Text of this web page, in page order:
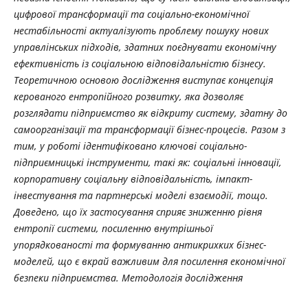
цифрової трансформації та соціально-економічної
нестабільності актуалізують проблему пошуку нових
управлінських підходів, здатних поєднувати економічну
ефективність із соціальною відповідальністю бізнесу.
Теоретичною основою дослідження виступає концепція
керованого ентропійного розвитку, яка дозволяє
розглядати підприємство як відкриту систему, здатну до
самоорганізації та трансформації бізнес-процесів. Разом з
тим, у роботі ідентифіковано ключові соціально-
підприємницькі інструменти, такі як: соціальні інновації,
корпоративну соціальну відповідальність, імпакт-
інвестування та партнерські моделі взаємодії, тощо.
Доведено, що їх застосування сприяє зниженню рівня
ентропії системи, посиленню внутрішньої
упорядкованості та формуванню антикрихких бізнес-
моделей, що є вкрай важливим для посилення економічної
безпеки підприємства. Методологія дослідження